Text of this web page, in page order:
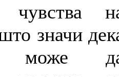
чувства
значи
може